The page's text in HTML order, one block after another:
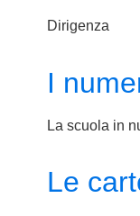
Dirigenza
I
La scuola in
Le